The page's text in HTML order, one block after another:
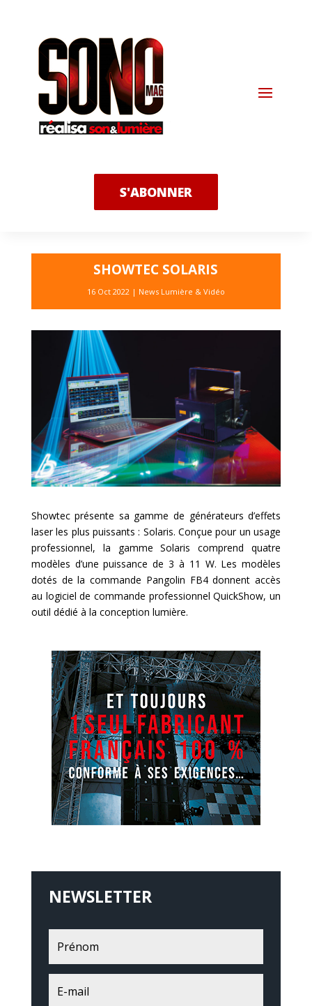
S'ABONNER
SHOWTEC SOLARIS
16 Oct 2022 | News Lumière & Vidéo
Showtec présente sa gamme de générateurs d’effets
laser les plus puissants : Solaris. Conçue pour un usage
professionnel, la gamme Solaris comprend quatre
modèles d’une puissance de 3 à 11 W. Les modèles
dotés de la commande Pangolin FB4 donnent accès
au logiciel de commande professionnel QuickShow, un
outil dédié à la conception lumière.
NEWSLETTER